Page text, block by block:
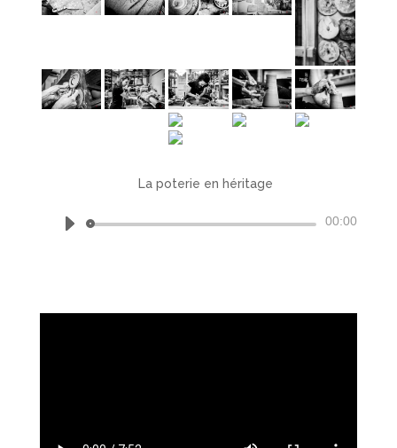
La poterie en héritage
Benoit Bremer ©2025 Documentaire
Lecteur
00:00